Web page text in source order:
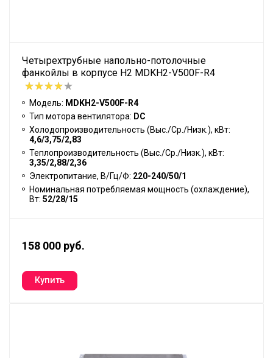
Четырехтрубные напольно-потолочные
фанкойлы в корпусе H2 MDKH2-V500F-R4
Модель: MDKH2-V500F-R4
Тип мотора вентилятора: DC
Холодопроизводительность (Выс./Ср./Низк.), кВт:
4,6/3,75/2,83
Теплопроизводительность (Выс./Ср./Низк.), кВт:
3,35/2,88/2,36
Электропитание, В/Гц/Ф: 220-240/50/1
Номинальная потребляемая мощность (охлаждение),
Вт: 52/28/15
158 000 руб.